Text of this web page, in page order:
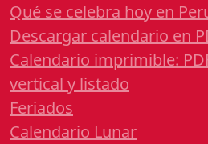
Qué se celebra hoy en
Descargar calendario en
Calendario imprimible:
vertical y listado
Feriados
Calendario Lunar